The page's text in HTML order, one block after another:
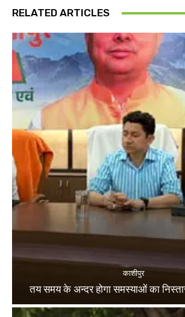
RELATED ARTICLES
काशीपुर
तय समय के अन्दर होगा समस्याओं का